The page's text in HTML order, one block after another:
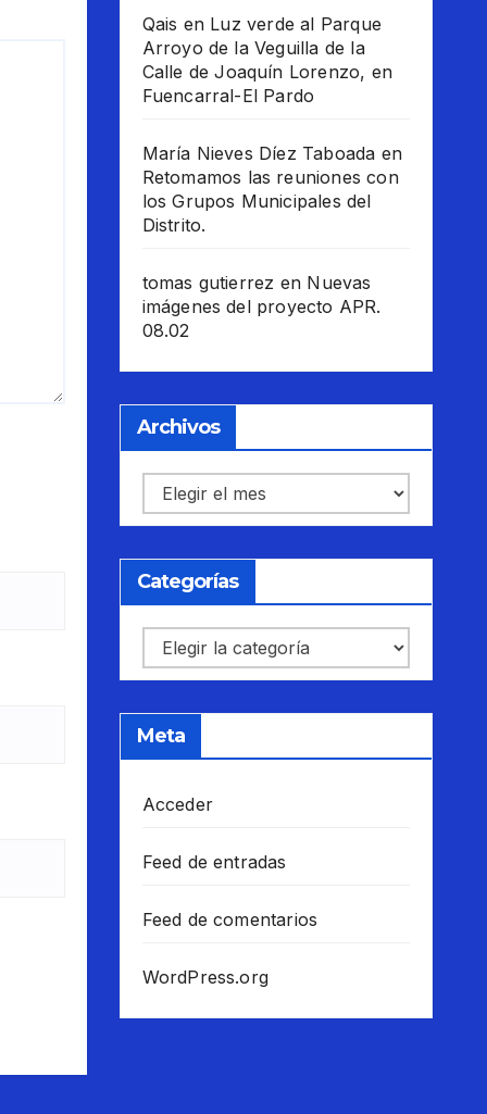
Qais en Luz verde al Parque
Arroyo de la Veguilla de la
Calle de Joaquín Lorenzo, en
Fuencarral-El Pardo
María Nieves Díez Taboada en
Retomamos las reuniones con
los Grupos Municipales del
Distrito.
tomas gutierrez en Nuevas
imágenes del proyecto APR.
08.02
Archivos
Archivos
Categorías
Categorías
Meta
Acceder
Feed de entradas
Feed de comentarios
WordPress.org